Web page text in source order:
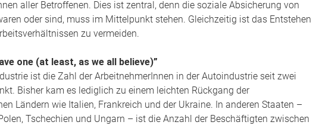
aller Betroffenen. Dies ist zentral, denn die soziale Absicherung von
oder sind, muss im Mittelpunkt stehen. Gleichzeitig ist das Entstehen
zu vermeiden.
one (at least, as we all believe)”
ist die Zahl der ArbeitnehmerInnen in der Autoindustrie seit zwei
Bisher kam es lediglich zu einem leichten Rückgang der
Ländern wie Italien, Frankreich und der Ukraine. In anderen Staaten –
Tschechien und Ungarn – ist die Anzahl der Beschäftigten zwischen